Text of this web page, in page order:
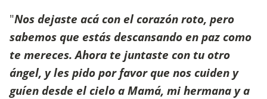
"Nos dejaste acá con el corazón roto, pero
sabemos que estás descansando en paz como
te mereces. Ahora te juntaste con tu otro
ángel, y les pido por favor que nos cuiden y
guíen desde el cielo a Mamá, mi hermana y a